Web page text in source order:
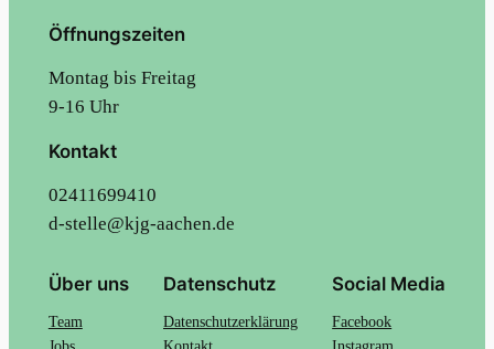
Öffnungszeiten
Montag bis Freitag
9-16 Uhr
Kontakt
02411699410
d-stelle@kjg-aachen.de
Über uns
Team
Datenschutz
Datenschutzerklärung
Social Media
Facebook